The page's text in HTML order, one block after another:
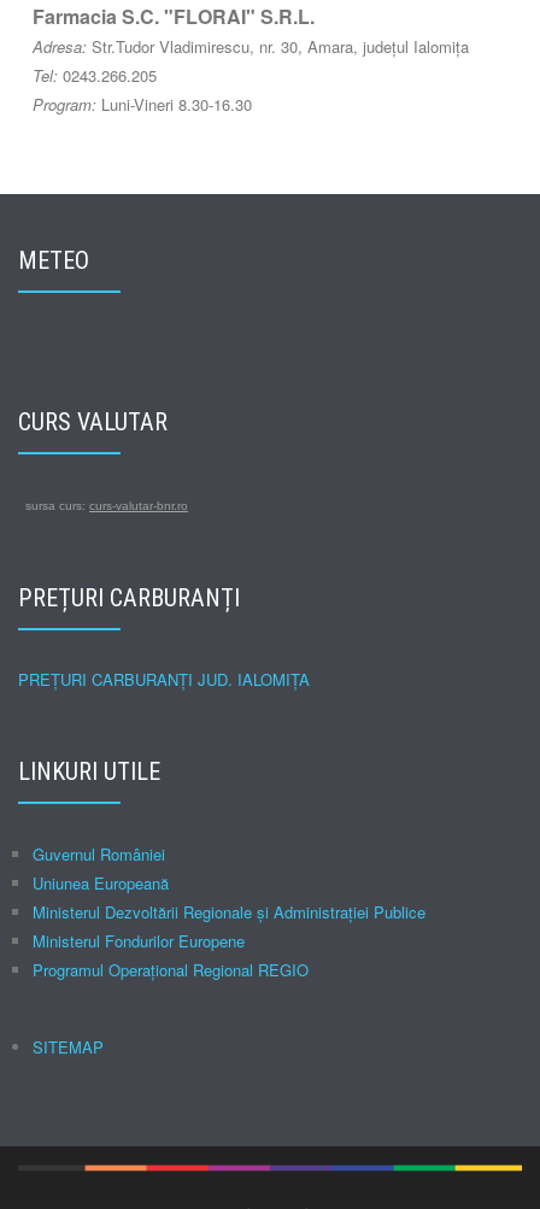
Farmacia S.C. "FLORAI" S.R.L.
Adresa: Str.Tudor Vladimirescu, nr. 30, Amara, județul Ialomița
Tel: 0243.266.205
Program: Luni-Vineri 8.30-16.30
METEO
CURS VALUTAR
sursa curs: curs-valutar-bnr.ro
PREȚURI CARBURANȚI
PREȚURI CARBURANȚI JUD. IALOMIȚA
LINKURI UTILE
Guvernul României
Uniunea Europeană
Ministerul Dezvoltării Regionale şi Administraţiei Publice
Ministerul Fondurilor Europene
Programul Operațional Regional REGIO
SITEMAP